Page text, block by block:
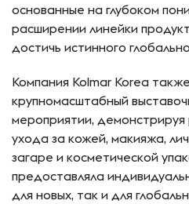
основанные на глубоком
расширении линейки
достичь истинного
Компания Kolmar Korea
крупномасштабный
мероприятии,
ухода за кожей, макияжа,
загаре и косметической
предоставляла
для новых, так и для